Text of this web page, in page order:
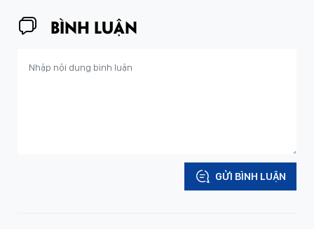
BÌNH LUẬN
GỬI BÌNH LUẬN